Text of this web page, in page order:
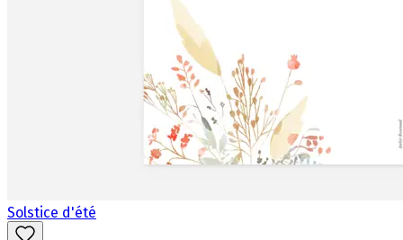
Solstice d'été